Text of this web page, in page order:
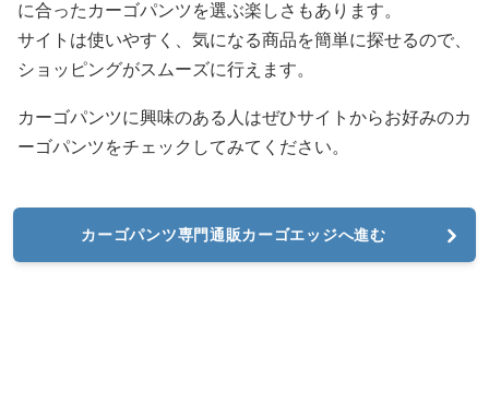
に合ったカーゴパンツを選ぶ楽しさもあります。
サイトは使いやすく、気になる商品を簡単に探せるので、
ショッピングがスムーズに行えます。
カーゴパンツに興味のある人はぜひサイトからお好みのカ
ーゴパンツをチェックしてみてください。
カーゴパンツ専門通販カーゴエッジへ進む